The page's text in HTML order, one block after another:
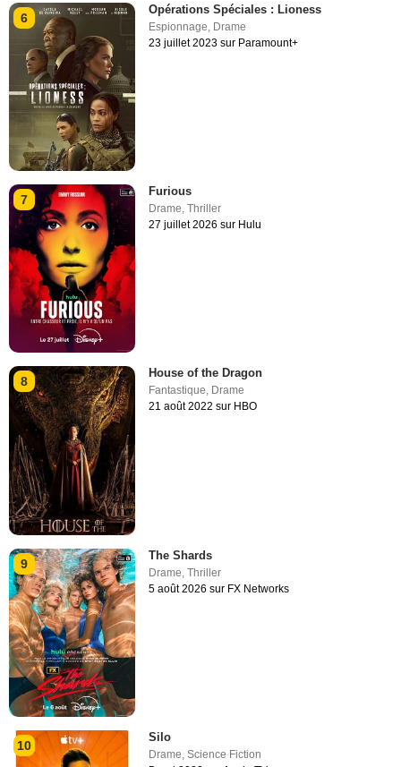
6
Opérations Spéciales : Lioness
Espionnage Drame
23 juillet 2023 sur Paramount+
7
Furious
Drame,Thriller
27 juillet 2026 sur Hulu
8
House of the Dragon
Fantastique, Drame
21 août 2022 sur HBO
9
The Shards
Drame ,Thriller
5 août 2026 sur FX Networks
10
Silo
Drame,Science Fiction